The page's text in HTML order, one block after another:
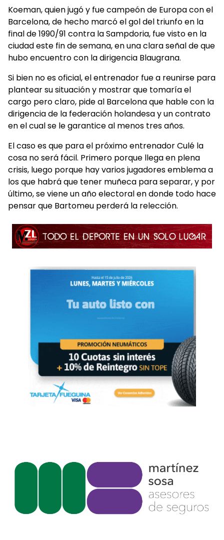
Koeman, quien jugó y fue campeón de Europa con el
Barcelona, de hecho marcó el gol del triunfo en la
final de 1990/91 contra la Sampdoria, fue visto en la
ciudad este fin de semana, en una clara señal de que
hubo encuentro con la dirigencia Blaugrana.
Si bien no es oficial, el entrenador fue a reunirse para
plantear su situación y mostrar que tomaría el
cargo pero claro, pide al Barcelona que hable con la
dirigencia de la federación holandesa y un contrato
en el cual se le garantice al menos tres años.
El caso es que para el próximo entrenador Culé la
cosa no será fácil. Primero porque llega en plena
crisis, luego porque hay varios jugadores emblema a
los que habrá que tener muñeca para separar, y por
último, se viene un año electoral en donde todo hace
pensar que Bartomeu perderá la relección.